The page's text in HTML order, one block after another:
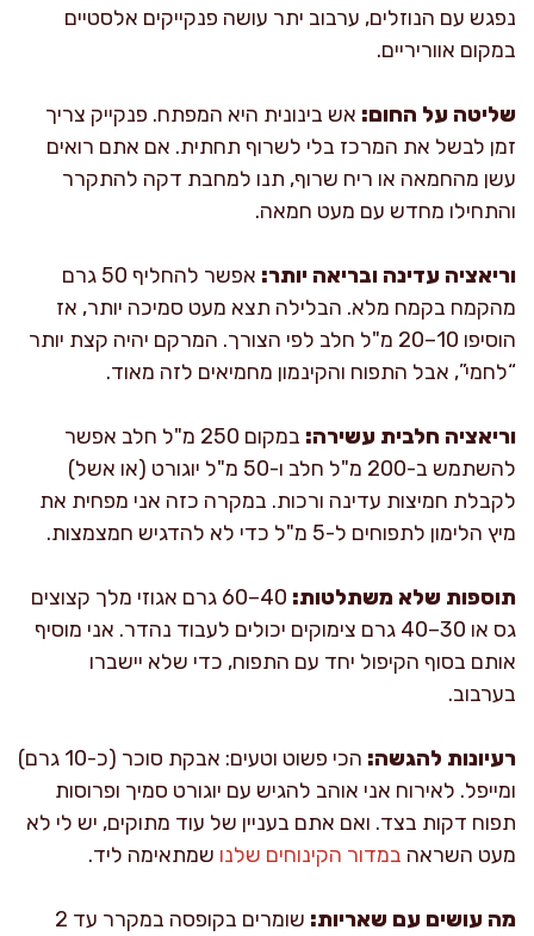
נפגש עם הנוזלים, ערבוב יתר עושה פנקייקים אלסטיים
במקום אווריריים.
שליטה על החום: אש בינונית היא המפתח. פנקייק צריך
זמן לבשל את המרכז בלי לשרוף תחתית. אם אתם רואים
עשן מהחמאה או ריח שרוף, תנו למחבת דקה להתקרר
והתחילו מחדש עם מעט חמאה.
וריאציה עדינה ובריאה יותר:
אפשר להחליף 50 גרם
מהקמח בקמח מלא. הבלילה תצא מעט סמיכה יותר, אז
הוסיפו 10–20 מ"ל חלב לפי הצורך. המרקם יהיה קצת יותר
“לחמי”, אבל התפוח והקינמון מחמיאים לזה מאוד.
וריאציה חלבית עשירה:
במקום 250 מ"ל חלב אפשר
להשתמש ב-200 מ"ל חלב ו-50 מ"ל יוגורט (או אשל)
לקבלת חמיצות עדינה ורכות. במקרה כזה אני מפחית את
מיץ הלימון לתפוחים ל-5 מ"ל כדי לא להדגיש חמצמצות.
תוספות שלא משתלטות:
40–60 גרם אגוזי מלך קצוצים
גס או 30–40 גרם צימוקים יכולים לעבוד נהדר. אני מוסיף
אותם בסוף הקיפול יחד עם התפוח, כדי שלא יישברו
בערבוב.
רעיונות להגשה:
הכי פשוט וטעים: אבקת סוכר (כ-10 גרם)
ומייפל. לאירוח אני אוהב להגיש עם יוגורט סמיך ופרוסות
תפוח דקות בצד. ואם אתם בעניין של עוד מתוקים, יש לי לא
מעט השראה במדור הקינוחים שלנו שמתאימה ליד.
מה עושים עם שאריות:
שומרים בקופסה במקרר עד 2